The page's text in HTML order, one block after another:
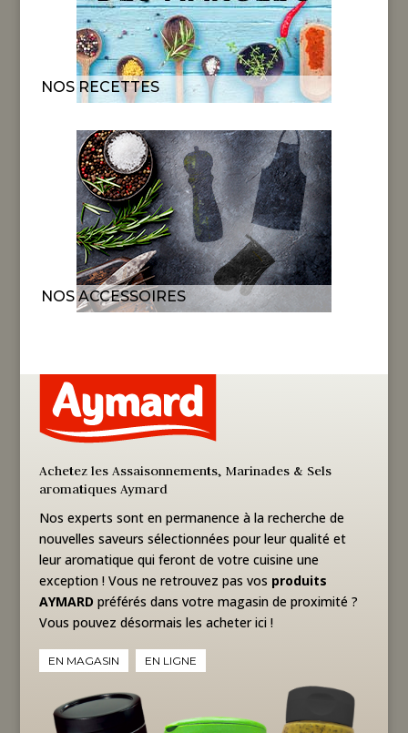
NOS RECETTES
NOS ACCESSOIRES
Achetez les Assaisonnements, Marinades & Sels
aromatiques Aymard
Nos experts sont en permanence à la recherche de
nouvelles saveurs sélectionnées pour leur qualité et
leur aromatique qui feront de votre cuisine une
exception ! Vous ne retrouvez pas vos produits
AYMARD préférés dans votre magasin de proximité ?
Vous pouvez désormais les acheter ici !
EN MAGASIN EN LIGNE